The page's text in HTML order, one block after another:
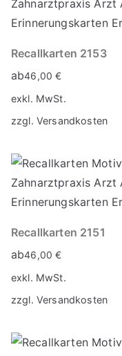
Recallkarten 2153
ab46,00€
exkl. MwSt.
zzgl. Versandkosten
Recallkarten 2151
ab46,00€
exkl. MwSt.
zzgl. Versandkosten